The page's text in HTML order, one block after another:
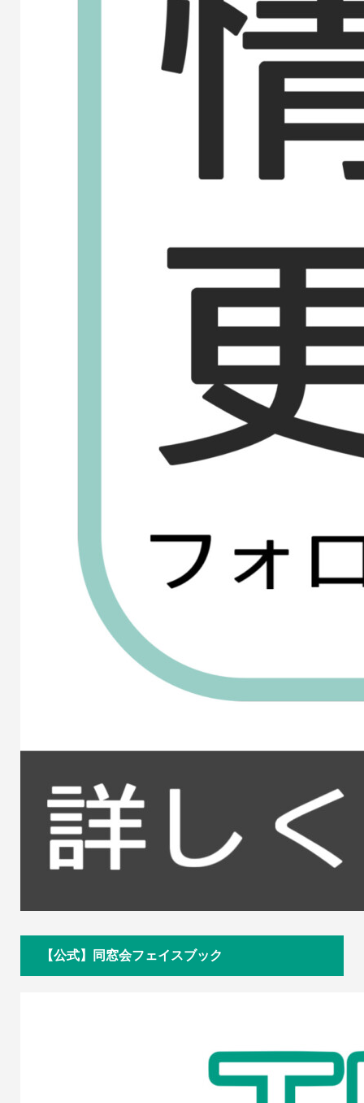
【公式】同窓会フェイスブック